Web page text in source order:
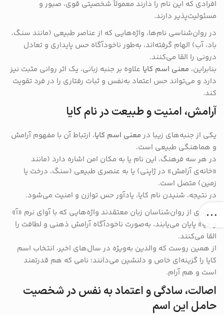
افرادی که این نام را دارند معمولاً شخصیتی قوی، صبور و
مسئولیت‌پذیر دارند.
در روان‌شناسی نام‌ها، واژه‌هایی که از عناصر طبیعی (مانند سنگ،
باد، آب) الهام گرفته‌اند، به‌طور ناخودآگاه حس پایداری و تعادل
درونی را القا می‌کنند.
بنابراین، معنی اسم کایا علاوه بر جنبه زبانی، یک اثر روانی مثبت نیز
دارد و می‌تواند حس اعتماد به‌نفس و ثبات رفتاری را در فرد تقویت
کند.
آرامش، امنیت و طبیعت در نام کایا
یکی از جنبه‌های زیبا در معنی اسم کایا، ارتباط آن با مفهوم آرامش
و هماهنگی طبیعی است.
در هر سه فرهنگ، این نام یا به مکان امن اشاره دارد (مانند
«خانه‌ی آرامش» در ژاپنی) یا به عنصری طبیعی (سنگ، درخت یا
زمین) متصل است.
در نتیجه، شنیدن نام کایا، یادآور حس توازن و امنیت می‌شود.
بسیاری از روان‌شناسان زبان معتقدند واژه‌هایی که با آوای نرم «آ»
و «یا» پایان می‌یابند، به‌صورت ناخودآگاه آرامش ذهنی و لطافت را
القا می‌کنند.
از همین روست که والدین به‌ویژه در سال‌های اخیر، انتخاب اسم
کایا را گزینه‌ای خاص و دلنشین می‌دانند؛ نامی که هم قدرتمند
است و هم آرام.
اصالت، سادگی و اعتماد به نفس در شخصیت
حامل این اسم